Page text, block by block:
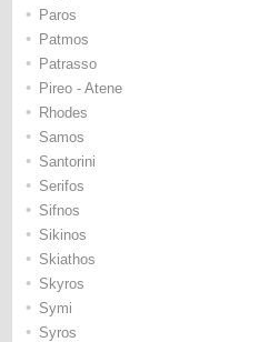
• Paros
• Patmos
• Patrasso
• Pireo - Atene
• Rhodes
• Samos
• Santorini
• Serifos
• Sifnos
• Sikinos
• Skiathos
• Skyros
• Symi
• Syros